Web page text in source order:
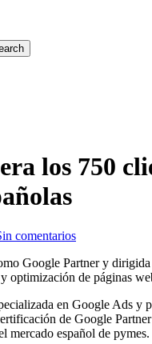
los 750
comentarios
Google Partner y
optimización de páginas
en Google Ads
de Google
mercado español de pymes.